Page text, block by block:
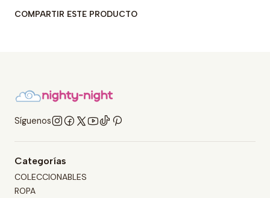
COMPARTIR ESTE PRODUCTO
Síguenos
Categorías
COLECCIONABLES
ROPA